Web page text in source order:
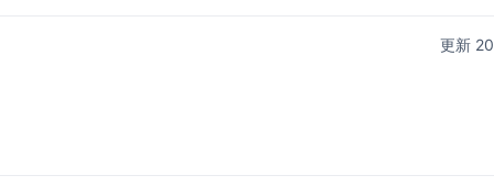
更新